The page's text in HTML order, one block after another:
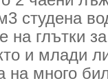
студена
на глътки
и млади
на много